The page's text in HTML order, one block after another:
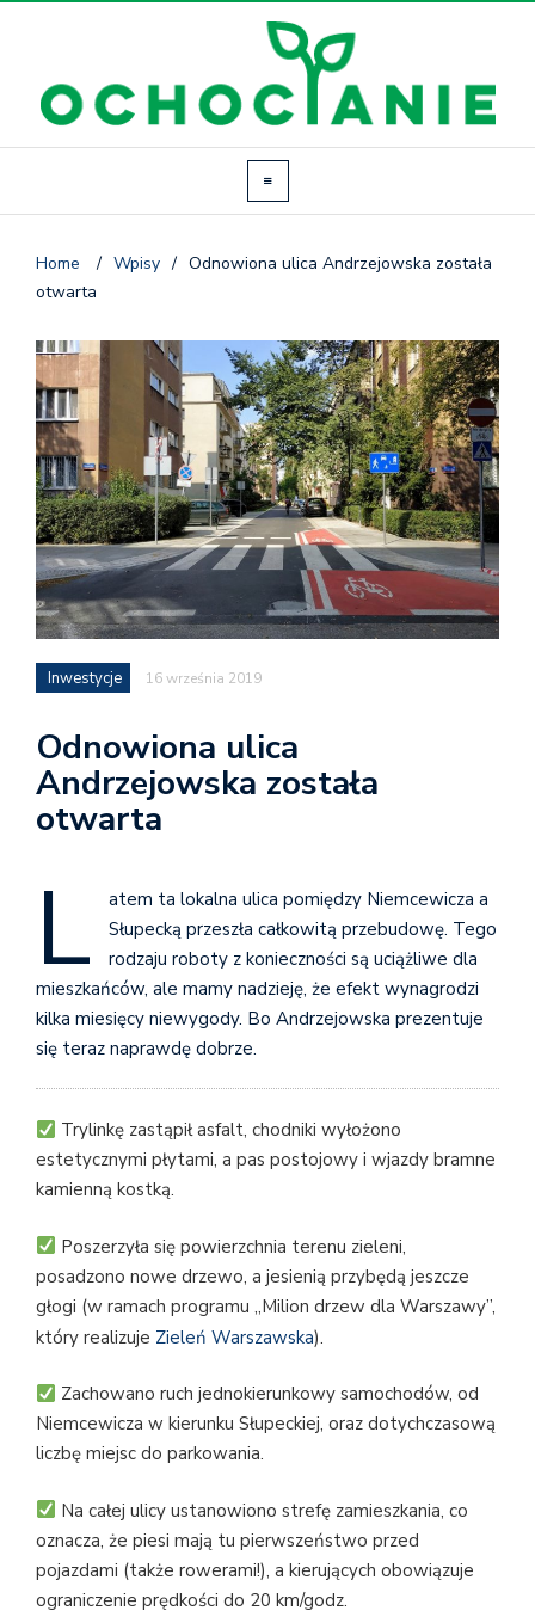
Home / Wpisy / Odnowiona ulica Andrzejowska została
otwarta
Inwestycje 16 września 2019
Odnowiona ulica
Andrzejowska została
otwarta
L
atem ta lokalna ulica pomiędzy Niemcewicza a
Słupecką przeszła całkowitą przebudowę. Tego
rodzaju roboty z konieczności są uciążliwe dla
mieszkańców, ale mamy nadzieję, że efekt wynagrodzi
kilka miesięcy niewygody. Bo Andrzejowska prezentuje
się teraz naprawdę dobrze.
Trylinkę zastąpił asfalt, chodniki wyłożono
estetycznymi płytami, a pas postojowy i wjazdy bramne
kamienną kostką.
Poszerzyła się powierzchnia terenu zieleni,
posadzono nowe drzewo, a jesienią przybędą jeszcze
głogi (w ramach programu „Milion drzew dla Warszawy”,
który realizuje Zieleń Warszawska).
Zachowano ruch jednokierunkowy samochodów, od
Niemcewicza w kierunku Słupeckiej, oraz dotychczasową
liczbę miejsc do parkowania.
Na całej ulicy ustanowiono strefę zamieszkania, co
oznacza, że piesi mają tu pierwszeństwo przed
pojazdami (także rowerami!), a kierujących obowiązuje
ograniczenie prędkości do 20 km/godz.